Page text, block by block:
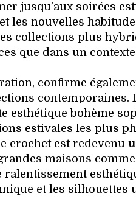
jusqu’aux soirées
les nouvelles
collections plus
que dans un
confirme
contemporaines.
esthétique bohème
estivales les plus
crochet est redevenu
maisons
et les silhouettes